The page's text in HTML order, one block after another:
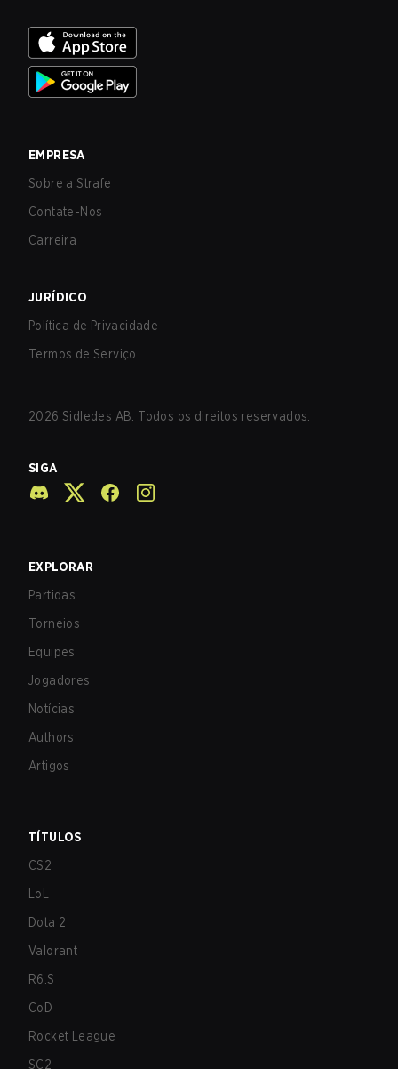
EMPRESA
Sobre a Strafe
Contate-Nos
Carreira
JURÍDICO
Política de Privacidade
Termos de Serviço
2026 Sidledes AB. Todos os direitos reservados.
SIGA
EXPLORAR
Partidas
Torneios
Equipes
Jogadores
Notícias
Authors
Artigos
TÍTULOS
CS2
LoL
Dota 2
Valorant
R6:S
CoD
Rocket League
SC2